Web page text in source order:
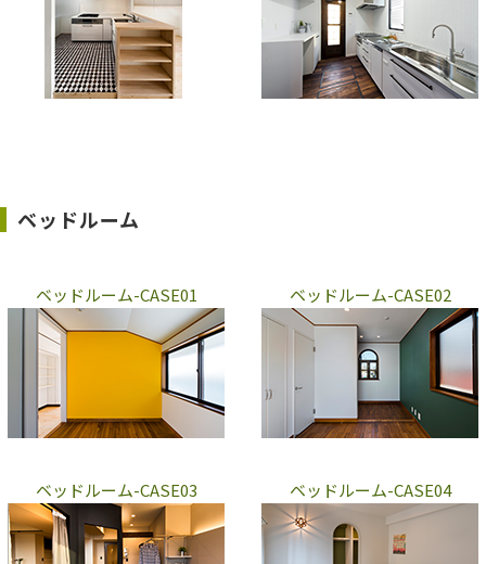
ベッドルーム
ベッドルーム-CASE01 ベッドルーム-CASE02
ベッドルーム-CASE03 ベッドルーム-CASE04